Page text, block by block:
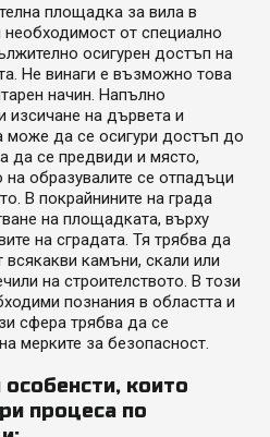
площадка за вила в
от специално
осигурен достъп на
Не винаги е възможно това
начин. Напълно
на дървета и
може да се осигури достъп до
да се предвиди и място,
образувалите се отпадъци
В покрайнините на града
на площадката, върху
на сградата. Тя трябва да
камъни, скали или
на строителството. В този
познания в областта и
сфера трябва да се
мерките за безопасност.
които
процеса по